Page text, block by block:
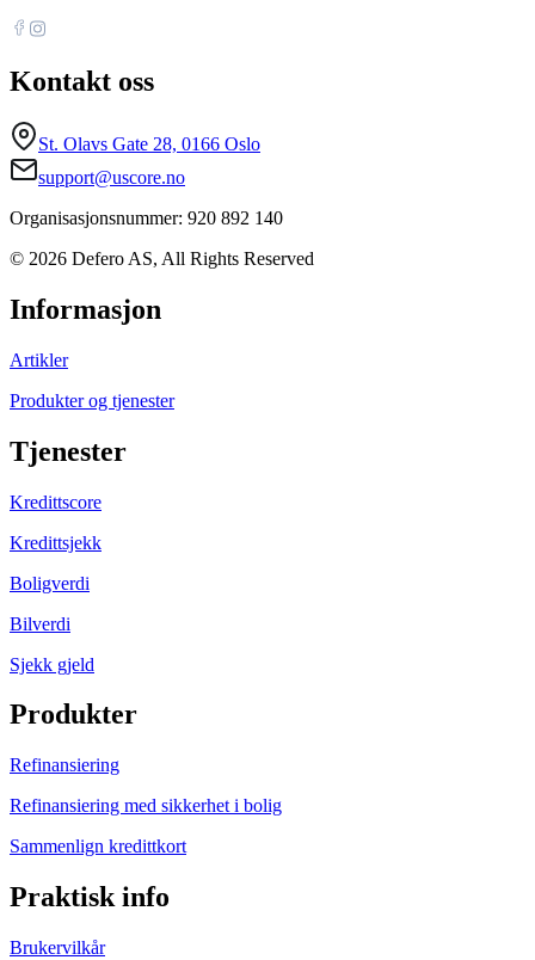
Kontakt oss
St. Olavs Gate 28, 0166 Oslo
support@uscore.no
Organisasjonsnummer: 920 892 140
© 2026 Defero AS, All Rights Reserved
Informasjon
Artikler
Produkter og tjenester
Tjenester
Kredittscore
Kredittsjekk
Boligverdi
Bilverdi
Sjekk gjeld
Produkter
Refinansiering
Refinansiering med sikkerhet i bolig
Sammenlign kredittkort
Praktisk info
Brukervilkår